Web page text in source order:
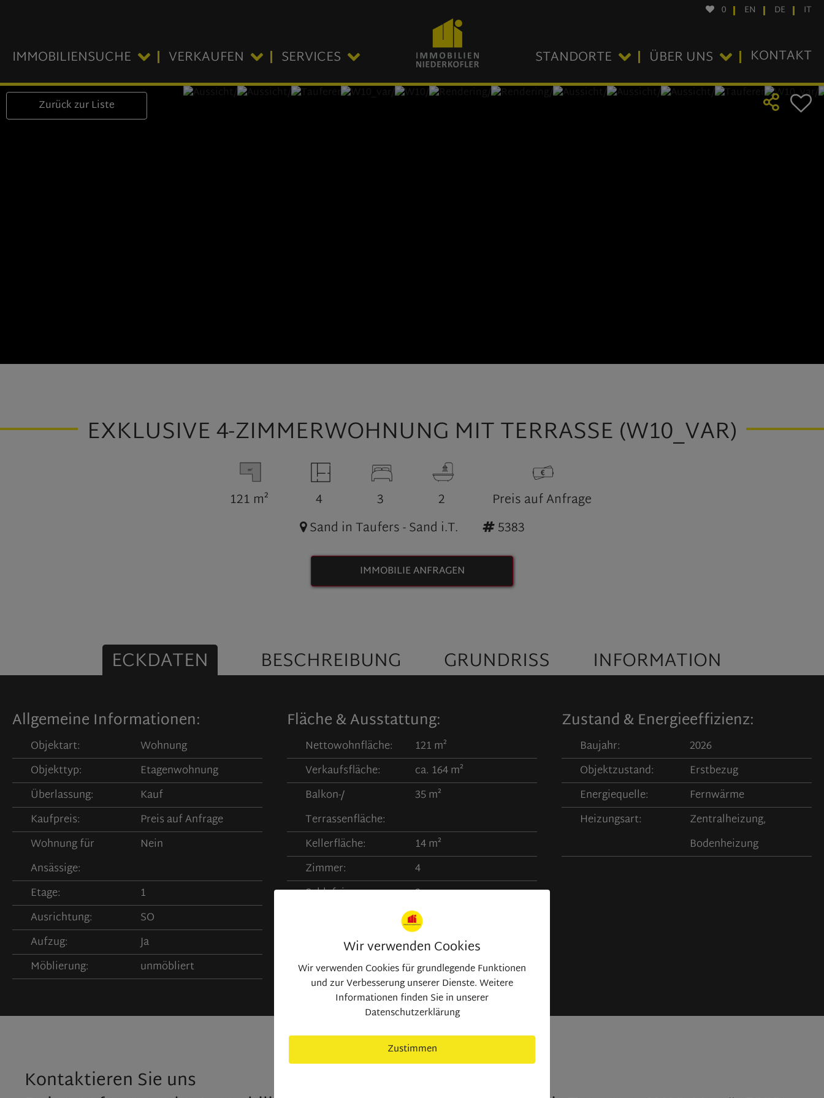
0 EN DE IT
IMMOBILIENSUCHE VERKAUFEN SERVICES STANDORTE ÜBER UNS KONTAKT
Zurück zur Liste
EXKLUSIVE 4-ZIMMERWOHNUNG MIT TERRASSE (W10_VAR)
121 m² 4 3 2
Preis auf Anfrage
Sand in Taufers - Sand i.T.
5383
IMMOBILIE ANFRAGEN
ECKDATEN BESCHREIBUNG GRUNDRISS INFORMATION
Allgemeine Informationen:
Objektart:
Wohnung
Objekttyp:
Etagenwohnung
Überlassung:
Kauf
Kaufpreis:
Preis auf Anfrage
Wohnung für
Ansässige:
Nein
Etage:
1
Ausrichtung:
SO
Aufzug:
Ja
Möblierung:
unmöbliert
Fläche & Ausstattung:
Nettowohnfläche:
121 m²
Verkaufsfläche:
ca. 164 m²
Balkon-/
Terrassenfläche:
35 m²
Kellerfläche:
14 m²
Zimmer:
4
Schlafzimmer:
3
2
Zustand & Energieeffizienz:
Baujahr:
2026
Objektzustand:
Erstbezug
Energiequelle:
Fernwärme
Heizungsart:
Zentralheizung,
Bodenheizung
Kontaktieren Sie uns
Wir verwenden Cookies
Wir verwenden Cookies für grundlegende Funktionen
und zur Verbesserung unserer Dienste. Weitere
Informationen finden Sie in unserer
Datenschutzerklärung
Zustimmen